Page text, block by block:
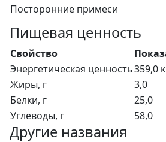
Посторонние примеси
Пищевая ценность
Свойство
Энергетическая ценность359,0
Жиры, г
3,0
Белки, г
25,0
Углеводы, г
58,0
Другие названия